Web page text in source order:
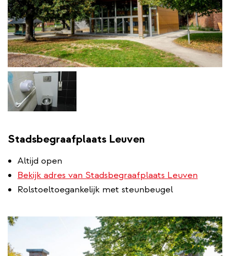
Stadsbegraafplaats Leuven
Altijd open
Bekijk adres van Stadsbegraafplaats Leuven
Rolstoeltoegankelijk met steunbeugel